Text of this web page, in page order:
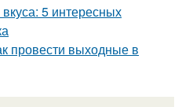
5 интересных
провести выходные в